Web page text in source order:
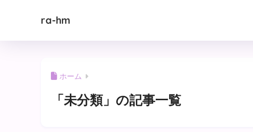
ra-hm
ホーム
「未分類」の記事一覧